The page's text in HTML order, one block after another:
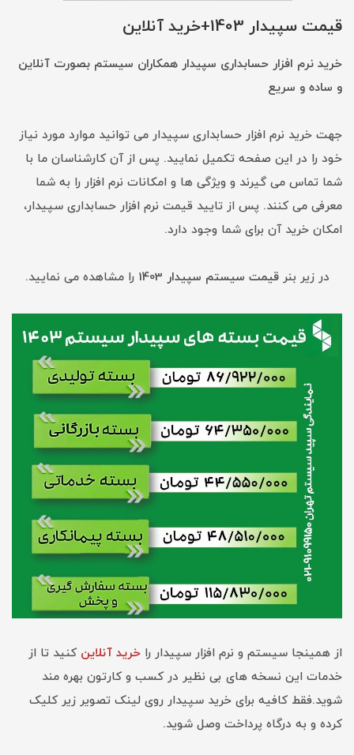
قیمت سپیدار 1403+خرید آنلاین
خرید نرم افزار حسابداری سپیدار همکاران سیستم بصورت آنلاین
و ساده و سریع
جهت خرید نرم افزار حسابداری سپیدار می توانید موارد مورد نیاز
خود را در این صفحه تکمیل نمایید. پس از آن کارشناسان ما با
شما تماس می گیرند و ویژگی ها و امکانات نرم افزار را به شما
معرفی می کنند. پس از تایید قیمت نرم افزار حسابداری سپیدار،
امکان خرید آن برای شما وجود دارد.
در زیر بنرقیمت سیستم سپیدار 1403 را مشاهده می نمایید.
از همینجا سیستم و نرم افزار سپیدار را خرید آنلاین کنید تا از
خدمات این نسخه های بی نظیر در کسب و کارتون بهره مند
شوید.فقط کافیه برای خرید سپیدار روی لینک تصویر زیر کلیک
کرده و به درگاه پرداخت وصل شوید.